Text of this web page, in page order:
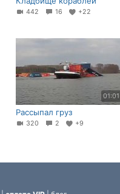
442 16 +22
01:01
Рассыпал груз
320 2 +9